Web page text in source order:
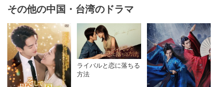
その他の中国・台湾のドラマ
ライバルと恋に落ちる
方法